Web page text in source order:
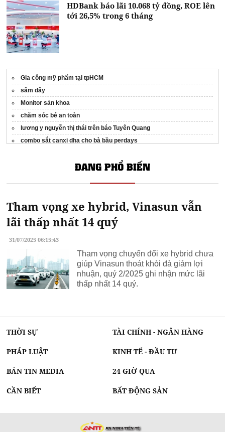
HDBank báo lãi 10.068 tỷ đồng, ROE lên
tới 26,5% trong 6 tháng
Gia công mỹ phẩm tại tpHCM
sâm dây
Monitor sản khoa
chăm sóc bé an toàn
lương y nguyễn thị thái trên báo Tuyên Quang
combo sắt canxi dha cho bà bầu perdays
Bệnh viện Mắt Sài Gòn Cần Thơ
máy sấy khô trái cây
máy lọc không khí amway
ĐANG PHỔ BIẾN
Tham vọng xe hybrid, Vinasun vẫn
lãi thấp nhất 14 quý
31/07/2025 06:15:43
Tham vọng chuyển đổi xe hybrid chưa
giúp Vinasun thoát khỏi đà giảm lợi
nhuận, quý 2/2025 ghi nhận mức lãi
thấp nhất 14 quý.
THỜI SỰ TÀI CHÍNH - NGÂN HÀNG
PHÁP LUẬT KINH TẾ - ĐẦU TƯ
BẢN TIN MEDIA 24 GIỜ QUA
CẦN BIẾT BẤT ĐỘNG SẢN